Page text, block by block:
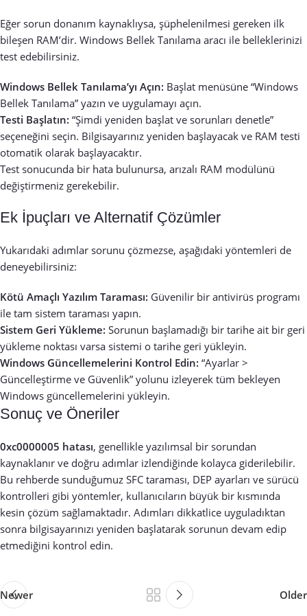
Eğer sorun donanım kaynaklıysa, şüphelenilmesi gereken ilk
bileşen RAM’dir. Windows Bellek Tanılama aracı ile belleklerinizi
test edebilirsiniz.
Windows Bellek Tanılama’yı Açın: Başlat menüsüne “Windows
Bellek Tanılama” yazın ve uygulamayı açın.
Testi Başlatın: “Şimdi yeniden başlat ve sorunları denetle”
seçeneğini seçin. Bilgisayarınız yeniden başlayacak ve RAM testi
otomatik olarak başlayacaktır.
Test sonucunda bir hata bulunursa, arızalı RAM modülünü
değiştirmeniz gerekebilir.
Ek İpuçları ve Alternatif Çözümler
Yukarıdaki adımlar sorunu çözmezse, aşağıdaki yöntemleri de
deneyebilirsiniz:
Kötü Amaçlı Yazılım Taraması: Güvenilir bir antivirüs programı
ile tam sistem taraması yapın.
Sistem Geri Yükleme: Sorunun başlamadığı bir tarihe ait bir geri
yükleme noktası varsa sistemi o tarihe geri yükleyin.
Windows Güncellemelerini Kontrol Edin: “Ayarlar >
Güncelleştirme ve Güvenlik” yolunu izleyerek tüm bekleyen
Windows güncellemelerini yükleyin.
Sonuç ve Öneriler
0xc0000005 hatası, genellikle yazılımsal bir sorundan
kaynaklanır ve doğru adımlar izlendiğinde kolayca giderilebilir.
Bu rehberde sunduğumuz SFC taraması, DEP ayarları ve sürücü
kontrolleri gibi yöntemler, kullanıcıların büyük bir kısmında
kesin çözüm sağlamaktadır. Adımları dikkatlice uyguladıktan
sonra bilgisayarınızı yeniden başlatarak sorunun devam edip
etmediğini kontrol edin.
Newer Older